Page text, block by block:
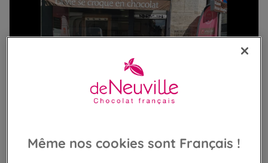
Même nos cookies sont Français !